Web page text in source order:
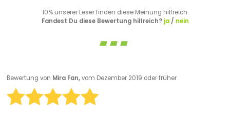
10% unserer Leser finden diese Meinung hilfreich.
Fandest Du diese Bewertung hilfreich? ja/ nein
Bewertung von Mira Fan,vom Dezember 2019 oder früher